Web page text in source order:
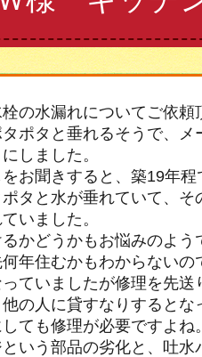
の水漏れについてご依頼
ポタと垂れるそうで、
しました。
お聞きすると、築19年
タと水が垂れていて、
いました。
かどうかもお悩みのよ
年住むかもわからないの
ていましたが修理を先送
の人に貸すなりすると
ても修理が必要ですよね。
いう部品の劣化と、吐